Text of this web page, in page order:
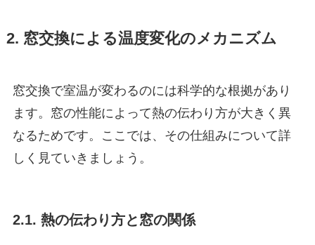
2. 窓交換による温度変化のメカニズム
窓交換で室温が変わるのには科学的な根拠があり
ます。窓の性能によって熱の伝わり方が大きく異
なるためです。ここでは、その仕組みについて詳
しく見ていきましょう。
2.1. 熱の伝わり方と窓の関係